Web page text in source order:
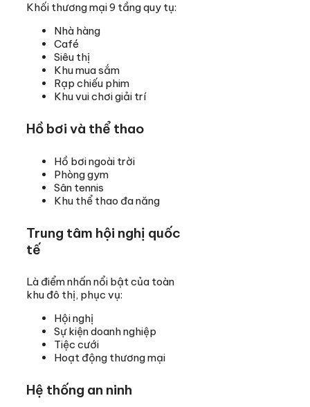
Khối thương mại 9 tầng quy tụ:
Nhà hàng
Café
Siêu thị
Khu mua sắm
Rạp chiếu phim
Khu vui chơi giải trí
Hồ bơi và thể thao
Hồ bơi ngoài trời
Phòng gym
Sân tennis
Khu thể thao đa năng
Trung tâm hội nghị quốc
tế
Là điểm nhấn nổi bật của toàn
khu đô thị, phục vụ:
Hội nghị
Sự kiện doanh nghiệp
Tiệc cưới
Hoạt động thương mại
Hệ thống an ninh